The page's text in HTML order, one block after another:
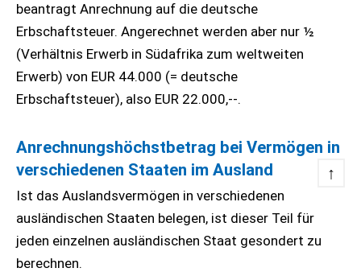
beantragt Anrechnung auf die deutsche
Erbschaftsteuer. Angerechnet werden aber nur ½
(Verhältnis Erwerb in Südafrika zum weltweiten
Erwerb) von EUR 44.000 (= deutsche
Erbschaftsteuer), also EUR 22.000,--.
Anrechnungshöchstbetrag bei Vermögen in
verschiedenen Staaten im Ausland
↑
Ist das Auslandsvermögen in verschiedenen
ausländischen Staaten belegen, ist dieser Teil für
jeden einzelnen ausländischen Staat gesondert zu
berechnen.